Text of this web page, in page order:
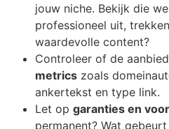
jouw niche. Bekijk die
professioneel uit,
waardevolle content?
Controleer of de
metrics zoals
ankertekst en type link.
Let op garanties en
permanent? Wat